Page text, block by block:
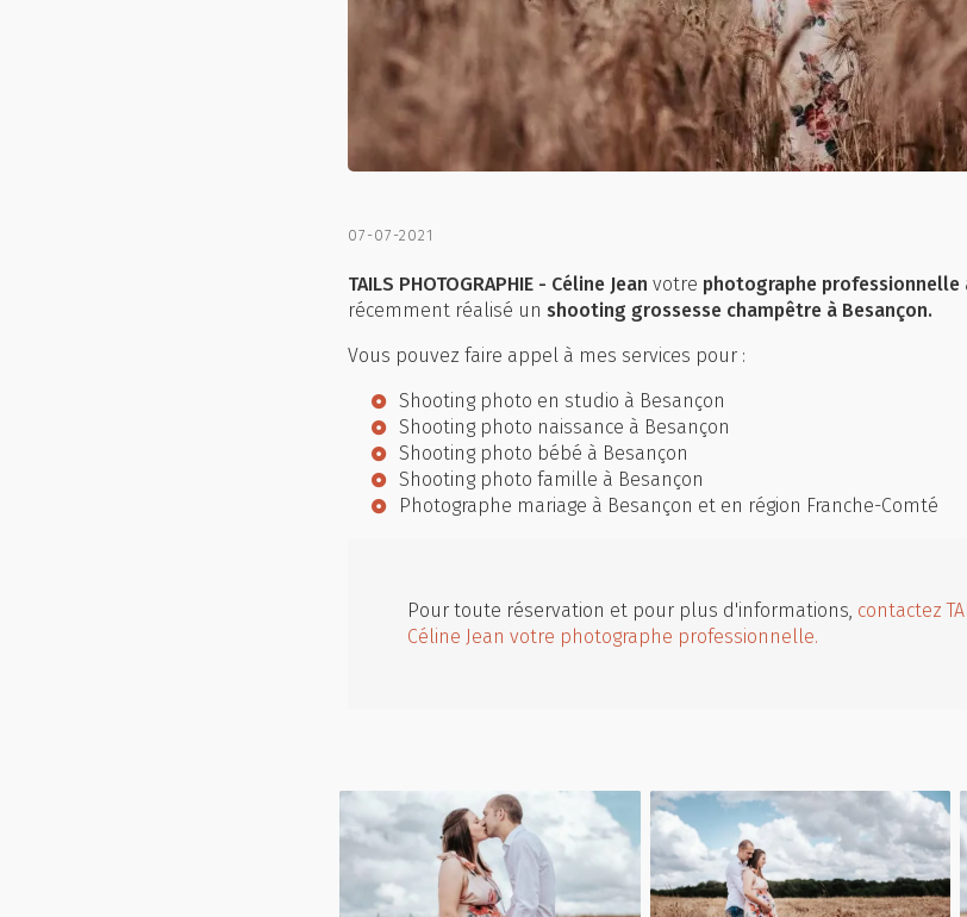
07-07-2021
TAILS PHOTOGRAPHIE - Céline Jean votre photographe professionnelle
récemment réalisé un shooting grossesse champêtre à Besançon.
Vous pouvez faire appel à mes services pour :
Shooting photo en studio à Besançon
Shooting photo naissance à Besançon
Shooting photo bébé à Besançon
Shooting photo famille à Besançon
Photographe mariage à Besançon et en région Franche-Comté
Pour toute réservation et pour plus d'informations, contactez
Céline Jean votre photographe professionnelle.